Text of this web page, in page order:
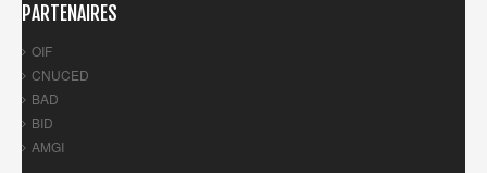
PARTENAIRES
OIF
CNUCED
BAD
BID
AMGI